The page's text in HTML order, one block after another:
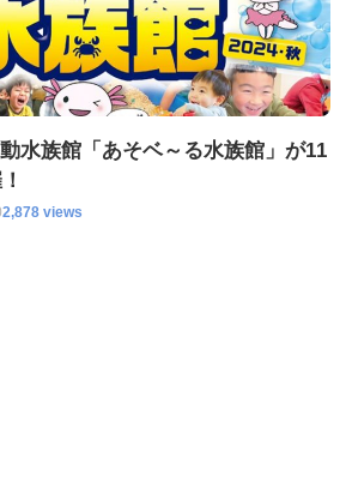
水族館「あそベ～る水族館」が11
2,878 views